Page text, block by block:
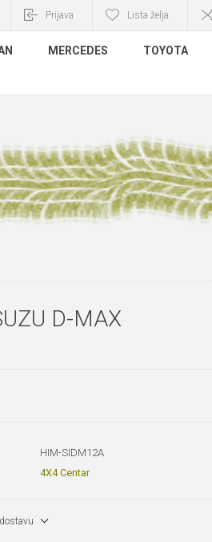
Prijava Lista želja
MERCEDES
TOYOTA
D-MAX
HIM-SIDM12A
4X4 Centar